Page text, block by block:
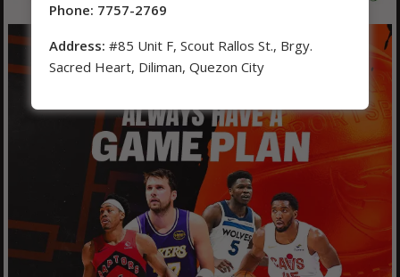
Phone: 7757-2769
Address: #85 Unit F, Scout Rallos St., Brgy.
Sacred Heart, Diliman, Quezon City